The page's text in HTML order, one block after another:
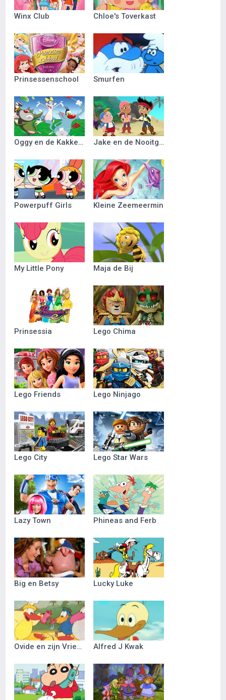
Winx Club Chloe's Toverkast
Prinsessenschool Smurfen
Oggy en de Kakkerlakken Jake en de Nooitgedacht Piraten
Powerpuff Girls Kleine Zeemeermin
My Little Pony Maja de Bij
Prinsessia Lego Chima
Lego Friends Lego Ninjago
Lego City Lego Star Wars
Lazy Town Phineas and Ferb
Big en Betsy Lucky Luke
Ovide en zijn Vriendjes Alfred J Kwak